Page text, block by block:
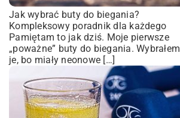
Jak wybrać buty do biegania?
Kompleksowy poradnik dla każdego
Pamiętam to jak dziś. Moje pierwsze
„poważne” buty do biegania. Wybrałem
je, bo miały neonowe […]